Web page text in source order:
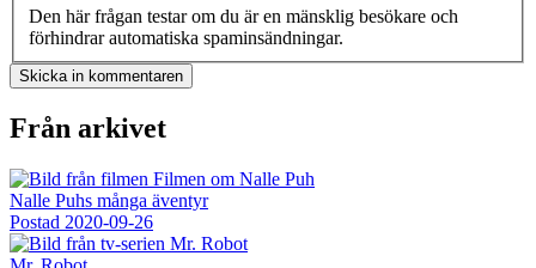
Den här frågan testar om du är en mänsklig besökare och
förhindrar automatiska spaminsändningar.
Från arkivet
Nalle Puhs många äventyr
Postad 2020-09-26